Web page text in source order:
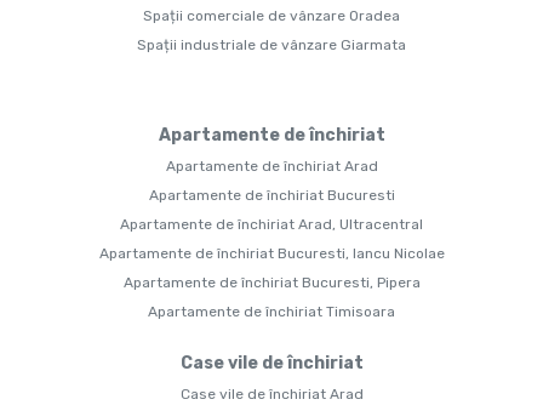
Spații comerciale de vânzare Oradea
Spații industriale de vânzare Giarmata
Apartamente de închiriat
Apartamente de închiriat Arad
Apartamente de închiriat Bucuresti
Apartamente de închiriat Arad, Ultracentral
Apartamente de închiriat Bucuresti, Iancu Nicolae
Apartamente de închiriat Bucuresti, Pipera
Apartamente de închiriat Timisoara
Case vile de închiriat
Case vile de închiriat Arad